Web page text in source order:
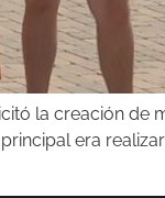
la creación
era